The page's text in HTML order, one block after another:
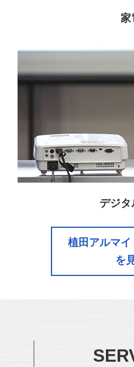
家
デジタ
植田アルマ
を